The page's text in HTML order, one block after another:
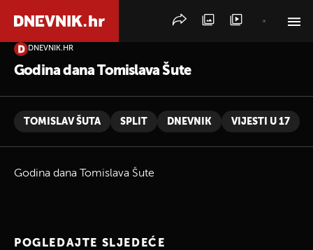
DNEVNIK.HR
Godina dana Tomislava Šute
TOMISLAV ŠUTA SPLIT DNEVNIK VIJESTI U 17
Godina dana Tomislava Šute
POGLEDAJTE SLJEDEĆE
PRETRAŽITE VIJESTI